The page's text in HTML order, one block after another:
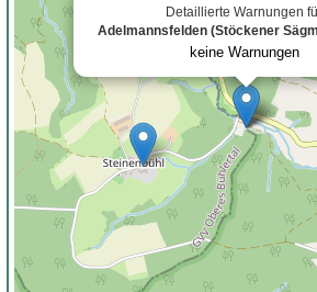
Detaillierte Warnungen
Adelmannsfelden (Stöckener
keine Warnungen